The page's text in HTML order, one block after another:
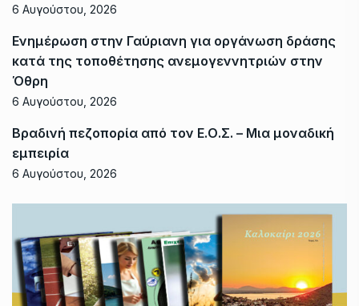
6 Αυγούστου, 2026
Ενημέρωση στην Γαύριανη για οργάνωση δράσης
κατά της τοποθέτησης ανεμογεννητριών στην
Όθρη
6 Αυγούστου, 2026
Βραδινή πεζοπορία από τον Ε.Ο.Σ. – Μια μοναδική
εμπειρία
6 Αυγούστου, 2026